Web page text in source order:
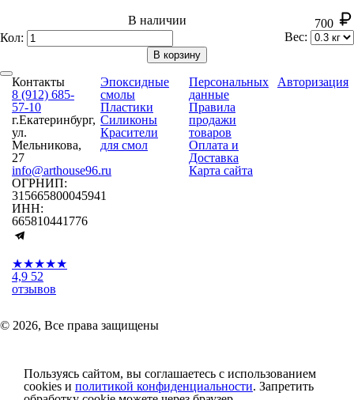
В наличии
700
Кол:
Вес:
В корзину
Контакты
8 (912) 685-
57-10
г.Екатеринбург,
ул.
Мельникова,
27
info@arthouse96.ru
ОГРНИП:
315665800045941
ИНН:
665810441776
★★★★★
4,9 52
отзывов
Эпоксидные
смолы
Пластики
Силиконы
Красители
для смол
Персональных
данные
Правила
продажи
товаров
Оплата и
Доставка
Карта сайта
Авторизация
© 2026, Все права защищены
Пользуясь сайтом, вы соглашаетесь с использованием
cookies и политикой конфиденциальности. Запретить